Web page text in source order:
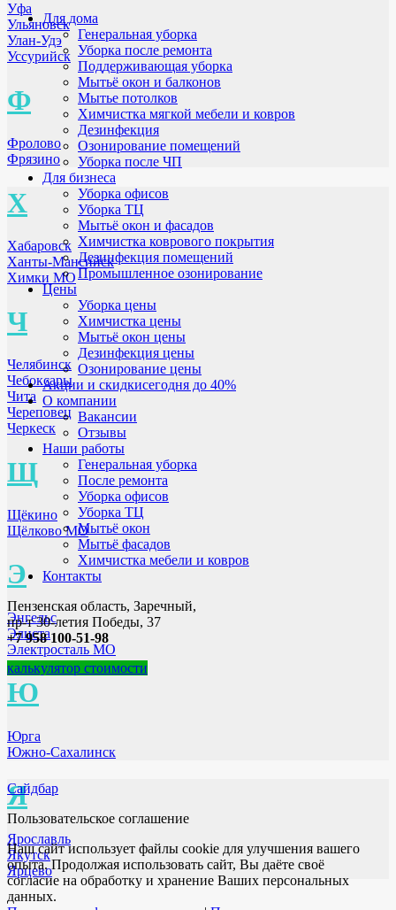
Уфа
Ульяновск
Улан-Удэ
Уссурийск
Ф
Фролово
Фрязино
Х
Хабаровск
Ханты-Мансийск
Химки МО
Ч
Челябинск
Чебоксары
Чита
Череповец
Черкеск
Щ
Щёкино
Щёлково МО
Э
Энгельс
Элиста
Электросталь МО
Ю
Юрга
Южно-Сахалинск
Я
Ярославль
Якутск
Ярцево
Для дома
Генеральная уборка
Уборка после ремонта
Поддерживающая уборка
Мытьё окон и балконов
Мытье потолков
Химчистка мягкой мебели и ковров
Дезинфекция
Озонирование помещений
Уборка после ЧП
Для бизнеса
Уборка офисов
Уборка ТЦ
Мытьё окон и фасадов
Химчистка коврового покрытия
Дезинфекция помещений
Промышленное озонирование
Цены
Уборка цены
Химчистка цены
Мытьё окон цены
Дезинфекция цены
Озонирование цены
Акции и скидкисегодня до 40%
О компании
Вакансии
Отзывы
Наши работы
Генеральная уборка
После ремонта
Уборка офисов
Уборка ТЦ
Мытьё окон
Мытьё фасадов
Химчистка мебели и ковров
Контакты
Пензенская область, Заречный,
пр-т 30-летия Победы, 37
+7 958 100-51-98
калькулятор стоимости
Сайдбар
Пользовательское соглашение
Наш сайт использует файлы cookie для улучшения вашего
опыта. Продолжая использовать сайт, Вы даёте своё
согласие на обработку и хранение Ваших персональных
данных.